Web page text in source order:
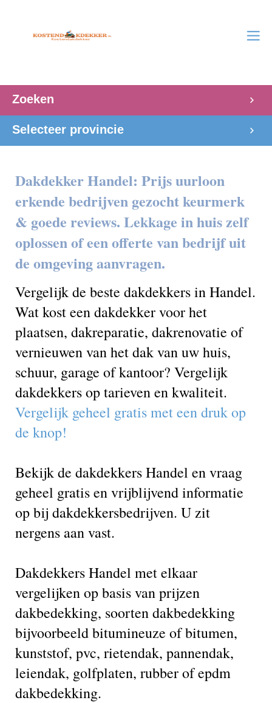
Zoeken
Selecteer provincie
Dakdekker Handel: Prijs uurloon
erkende bedrijven gezocht keurmerk
& goede reviews. Lekkage in huis zelf
oplossen of een offerte van bedrijf uit
de omgeving aanvragen.
Vergelijk de beste dakdekkers in Handel.
Wat kost een dakdekker voor het
plaatsen, dakreparatie, dakrenovatie of
vernieuwen van het dak van uw huis,
schuur, garage of kantoor? Vergelijk
dakdekkers op tarieven en kwaliteit.
Vergelijk geheel gratis met een druk op
de knop!
Bekijk de dakdekkers Handel en vraag
geheel gratis en vrijblijvend informatie
op bij dakdekkersbedrijven. U zit
nergens aan vast.
Dakdekkers Handel met elkaar
vergelijken op basis van prijzen
dakbedekking, soorten dakbedekking
bijvoorbeeld bitumineuze of bitumen,
kunststof, pvc, rietendak, pannendak,
leiendak, golfplaten, rubber of epdm
dakbedekking.